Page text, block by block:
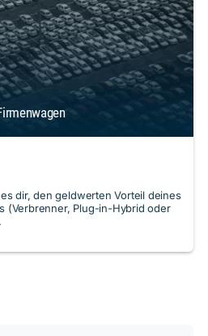
dir, den geldwerten Vorteil deines
(Verbrenner, Plug-in-Hybrid oder